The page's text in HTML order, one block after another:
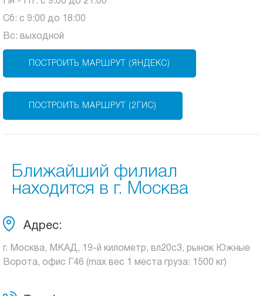
Сб: с 9:00 до 18:00
Вс: выходной
ПОСТРОИТЬ МАРШРУТ (ЯНДЕКС)
ПОСТРОИТЬ МАРШРУТ (2ГИС)
Ближайший филиал
находится в г. Москва
Адрес:
г. Москва, МКАД, 19-й километр, вл20с3, рынок Южные
Ворота, офис Г46 (max вес 1 места груза: 1500 кг)